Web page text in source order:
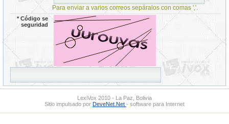
Para enviar a varios correos sepáralos con comas ','.
*Código se
seguridad
LexiVox 2010 - La Paz, Bolivia
Sitio impulsado por DeveNet.Net - software para Internet